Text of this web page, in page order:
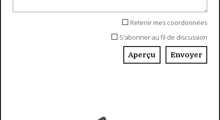
Retenir mes coordonnées
S'abonner au fil de discussion